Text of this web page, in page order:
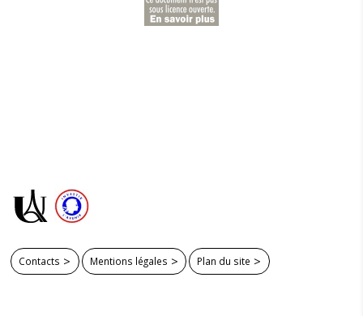
Contacts Mentions légales Plan du site